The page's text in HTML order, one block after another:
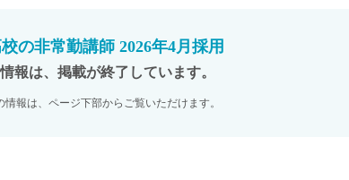
正社員
契約社員
の非常勤講師 2026年4月採用
報は、掲載が終了しています。
報は、ページ下部からご覧いただけます。